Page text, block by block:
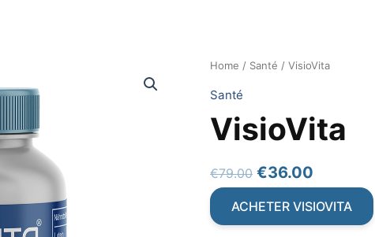
Home / Santé / VisioVita
Santé
VisioVita
€79.00 Original
was:
€36.00
is:
ACHETER VISIOVITA